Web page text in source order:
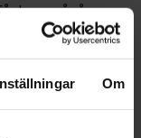
Om
på våren,
på hösten.
påverkat vår
inverkar på